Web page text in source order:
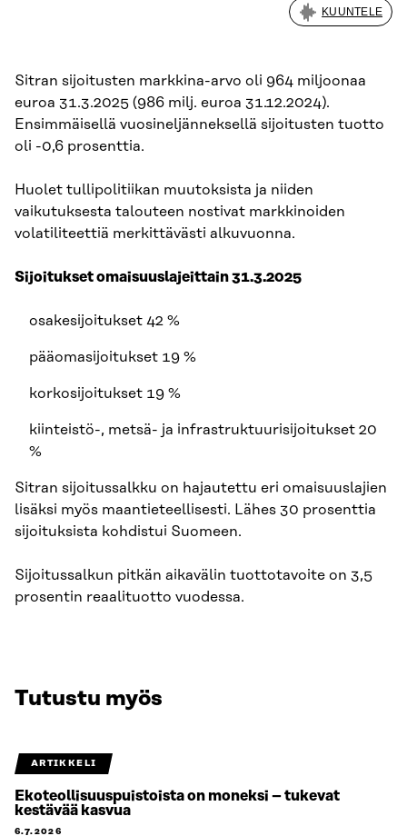
KUUNTELE
Sitran sijoitusten markkina-arvo oli 964 miljoonaa
euroa 31.3.2025 (986 milj. euroa 31.12.2024).
Ensimmäisellä vuosineljänneksellä sijoitusten tuotto
oli -0,6 prosenttia.
Huolet tullipolitiikan muutoksista ja niiden
vaikutuksesta talouteen nostivat markkinoiden
volatiliteettiä merkittävästi alkuvuonna.
Sijoitukset omaisuuslajeittain 31.3.2025
osakesijoitukset 42 %
pääomasijoitukset 19 %
korkosijoitukset 19 %
kiinteistö-, metsä- ja infrastruktuurisijoitukset 20
%
Sitran sijoitussalkku on hajautettu eri omaisuuslajien
lisäksi myös maantieteellisesti. Lähes 30 prosenttia
sijoituksista kohdistui Suomeen.
Sijoitussalkun pitkän aikavälin tuottotavoite on 3,5
prosentin reaalituotto vuodessa.
Tutustu myös
ARTIKKELI
Ekoteollisuuspuistoista on moneksi – tukevat
kestävää kasvua
6.7.2026